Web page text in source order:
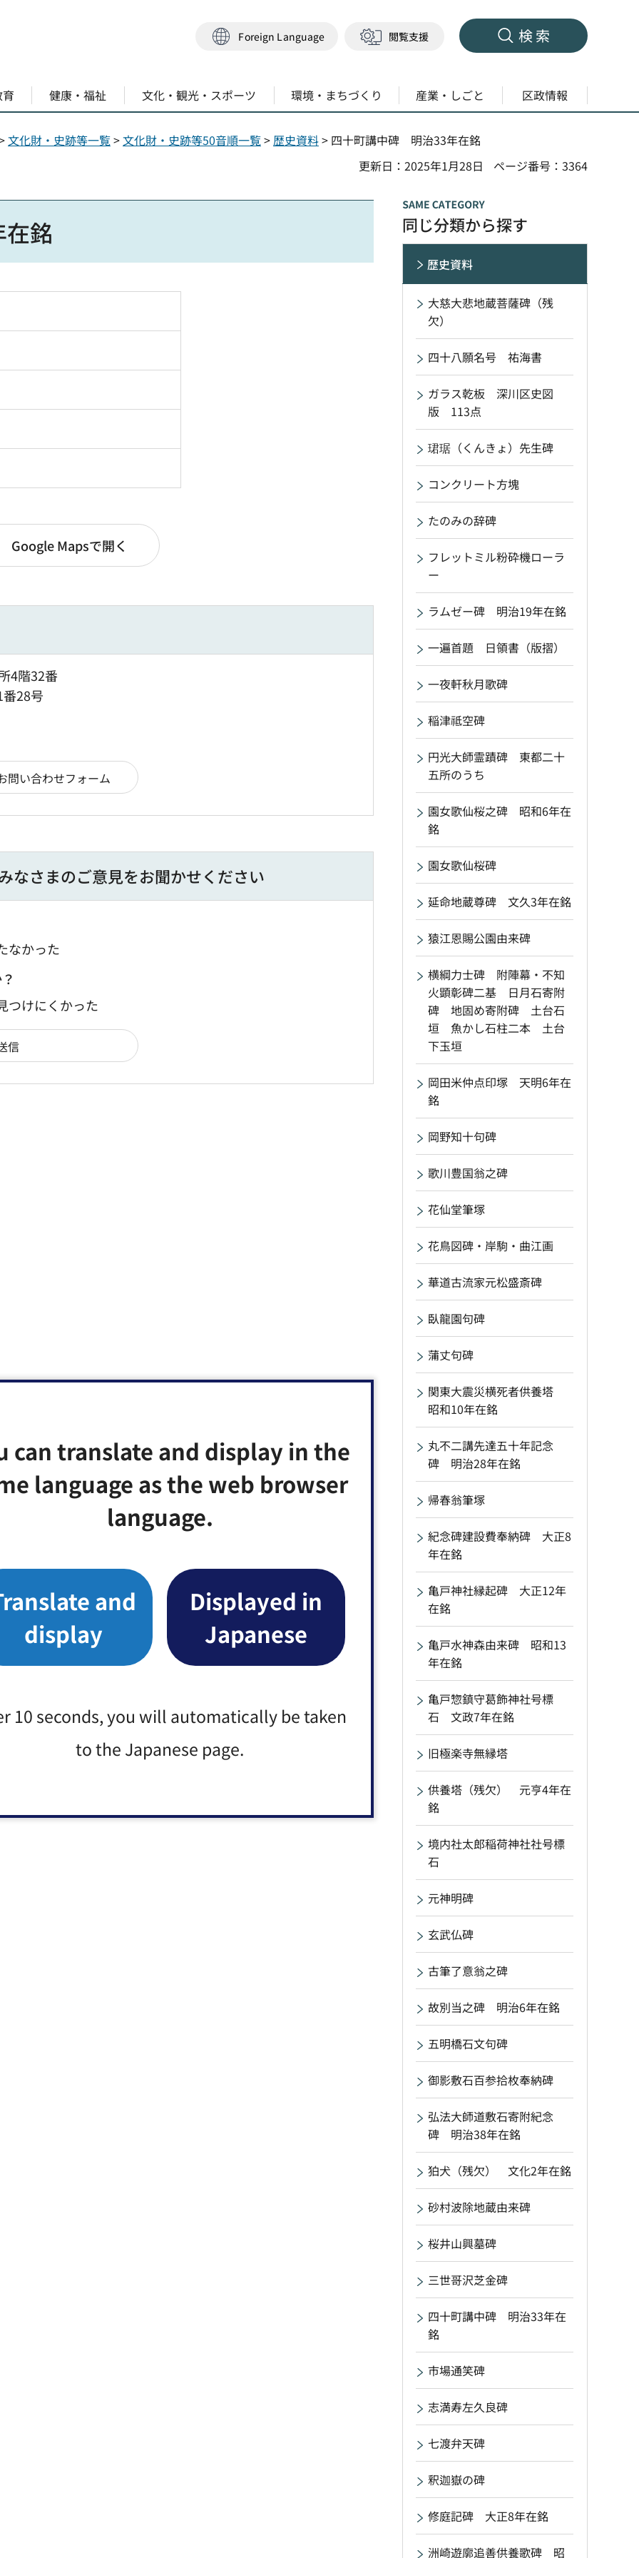
can translate and display in the
language as the web browser
language.
and
display
Displayed in
Japanese
10 seconds, you will automatically be taken
to the Japanese page.
Foreign Language 閲覧支援 検索
健康・福祉 文化・観光・スポーツ 環境・まちづくり 産業・しごと 区政情報
文化財・史跡等一覧>文化財・史跡等50音順一覧> 歴史資料> 四十町講中碑 明治33年在銘
更新日：2025年1月28日
ページ番号：3364
銘
Google Mapsで開く
4階32番
28号
なさまのご意見をお聞かせください
なかった
つけにくかった
同じ分類から探す
歴史資料
大慈大悲地蔵菩薩碑（残
欠）
四十八願名号 祐海書
ガラス乾板 深川区史図
版 113点
珺琚（くんきょ）先生碑
コンクリート方塊
たのみの辞碑
フレットミル粉砕機ローラ
ー
ラムゼー碑 明治19年在銘
一遍首題 日領書（版摺）
一夜軒秋月歌碑
稲津祗空碑
円光大師霊蹟碑 東都二十
五所のうち
園女歌仙桜之碑 昭和6年在
銘
園女歌仙桜碑
延命地蔵尊碑 文久3年在銘
猿江恩賜公園由来碑
横綱力士碑 附陣幕・不知
火顕彰碑二基 日月石寄附
碑 地固め寄附碑 土台石
垣 魚かし石柱二本 土台
下玉垣
岡田米仲点印塚 天明6年在
銘
岡野知十句碑
歌川豊国翁之碑
花仙堂筆塚
花鳥図碑・岸駒・曲江画
華道古流家元松盛斎碑
臥龍園句碑
蒲丈句碑
関東大震災横死者供養塔
昭和10年在銘
丸不二講先達五十年記念
碑 明治28年在銘
帰春翁筆塚
紀念碑建設費奉納碑 大正8
年在銘
亀戸神社縁起碑 大正12年
在銘
亀戸水神森由来碑 昭和13
年在銘
亀戸惣鎮守葛飾神社号標
石 文政7年在銘
旧極楽寺無縁塔
供養塔（残欠） 元亨4年在
銘
境内社太郎稲荷神社社号標
石
元神明碑
玄武仏碑
古筆了意翁之碑
故別当之碑 明治6年在銘
五明橋石文句碑
御影敷石百参拾枚奉納碑
弘法大師道敷石寄附紀念
碑 明治38年在銘
狛犬（残欠） 文化2年在銘
砂村波除地蔵由来碑
桜井山興墓碑
三世哥沢芝金碑
四十町講中碑 明治33年在
銘
市場通笑碑
志満寿左久良碑
七渡弁天碑
釈迦嶽の碑
修庭記碑 大正8年在銘
洲崎遊廓追善供養歌碑 昭